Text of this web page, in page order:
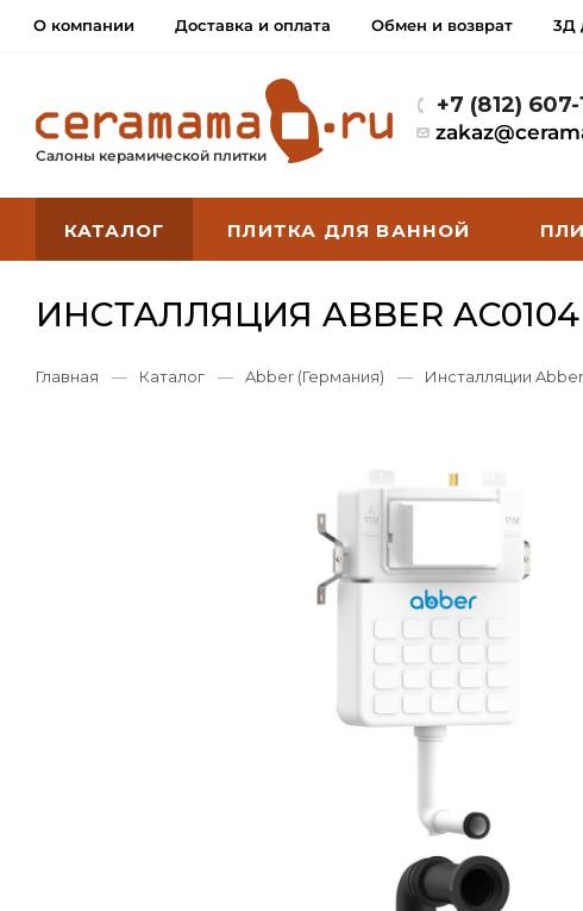
О компании Доставка и оплата Обмен и возврат 3Д
Салоны керамической плитки
+7 (812) 607-
КАТАЛОГ ПЛИТКА ДЛЯ ВАННОЙ
ИНСТАЛЛЯЦИЯ ABBER
Главная — Каталог — Abber (Германия) — Инсталляции Abber